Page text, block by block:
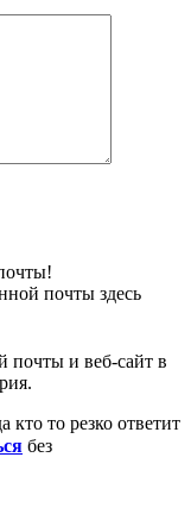
почты здесь
почты и веб-сайт в
кто то резко ответит
без